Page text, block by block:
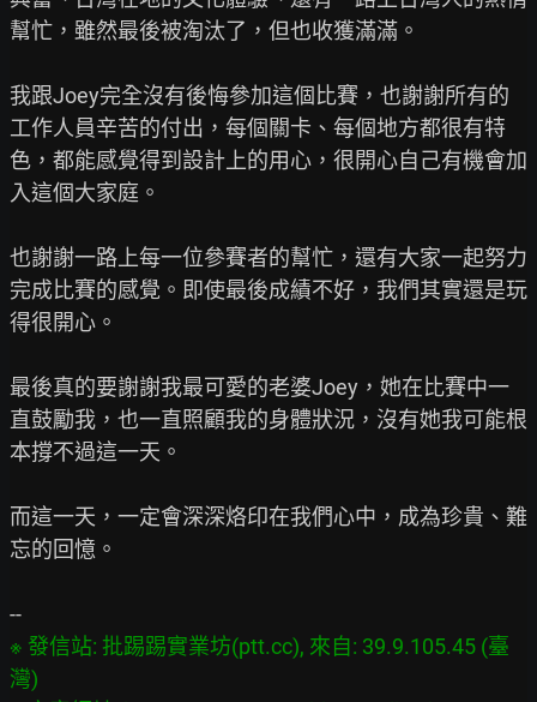
幫忙，雖然最後被淘汰了，但也收獲滿滿。
我跟Joey完全沒有後悔參加這個比賽，也謝謝所有的
工作人員辛苦的付出，每個關卡、每個地方都很有特
色，都能感覺得到設計上的用心，很開心自己有機會加
入這個大家庭。
也謝謝一路上每一位參賽者的幫忙，還有大家一起努力
完成比賽的感覺。即使最後成績不好，我們其實還是玩
得很開心。
最後真的要謝謝我最可愛的老婆Joey，她在比賽中一
直鼓勵我，也一直照顧我的身體狀況，沒有她我可能根
本撐不過這一天。
而這一天，一定會深深烙印在我們心中，成為珍貴、難
忘的回憶。
※ 發信站: 批踢踢實業坊(ptt.cc), 來自: 39.9.105.45 (臺
灣)